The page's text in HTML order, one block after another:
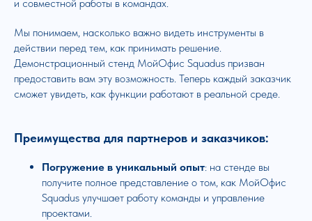
и совместной работы в командах.
Мы понимаем, насколько важно видеть инструменты в
действии перед тем, как принимать решение.
Демонстрационный стенд МойОфис Squadus призван
предоставить вам эту возможность. Теперь каждый заказчик
сможет увидеть, как функции работают в реальной среде.
Преимущества для партнеров и заказчиков:
Погружение в уникальный опыт: на стенде вы
получите полное представление о том, как МойОфис
Squadus улучшает работу команды и управление
проектами.